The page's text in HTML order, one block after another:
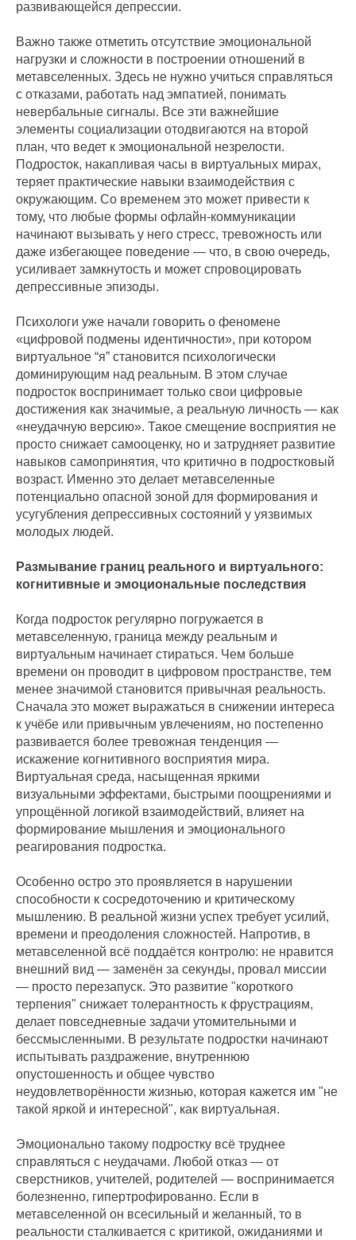
развивающейся депрессии.
Важно также отметить отсутствие эмоциональной
нагрузки и сложности в построении отношений в
метавселенных. Здесь не нужно учиться справляться
с отказами, работать над эмпатией, понимать
невербальные сигналы. Все эти важнейшие
элементы социализации отодвигаются на второй
план, что ведет к эмоциональной незрелости.
Подросток, накапливая часы в виртуальных мирах,
теряет практические навыки взаимодействия с
окружающим. Со временем это может привести к
тому, что любые формы офлайн-коммуникации
начинают вызывать у него стресс, тревожность или
даже избегающее поведение — что, в свою очередь,
усиливает замкнутость и может спровоцировать
депрессивные эпизоды.
Психологи уже начали говорить о феномене
«цифровой подмены идентичности», при котором
виртуальное “я” становится психологически
доминирующим над реальным. В этом случае
подросток воспринимает только свои цифровые
достижения как значимые, а реальную личность — как
«неудачную версию». Такое смещение восприятия не
просто снижает самооценку, но и затрудняет развитие
навыков самопринятия, что критично в подростковый
возраст. Именно это делает метавселенные
потенциально опасной зоной для формирования и
усугубления депрессивных состояний у уязвимых
молодых людей.
Размывание границ реального и виртуального:
когнитивные и эмоциональные последствия
Когда подросток регулярно погружается в
метавселенную, граница между реальным и
виртуальным начинает стираться. Чем больше
времени он проводит в цифровом пространстве, тем
менее значимой становится привычная реальность.
Сначала это может выражаться в снижении интереса
к учёбе или привычным увлечениям, но постепенно
развивается более тревожная тенденция —
искажение когнитивного восприятия мира.
Виртуальная среда, насыщенная яркими
визуальными эффектами, быстрыми поощрениями и
упрощённой логикой взаимодействий, влияет на
формирование мышления и эмоционального
реагирования подростка.
Особенно остро это проявляется в нарушении
способности к сосредоточению и критическому
мышлению. В реальной жизни успех требует усилий,
времени и преодоления сложностей. Напротив, в
метавселенной всё поддаётся контролю: не нравится
внешний вид — заменён за секунды, провал миссии
— просто перезапуск. Это развитие "короткого
терпения" снижает толерантность к фрустрациям,
делает повседневные задачи утомительными и
бессмысленными. В результате подростки начинают
испытывать раздражение, внутреннюю
опустошенность и общее чувство
неудовлетворённости жизнью, которая кажется им "не
такой яркой и интересной", как виртуальная.
Эмоционально такому подростку всё труднее
справляться с неудачами. Любой отказ — от
сверстников, учителей, родителей — воспринимается
болезненно, гипертрофированно. Если в
метавселенной он всесильный и желанный, то в
реальности сталкивается с критикой, ожиданиями и